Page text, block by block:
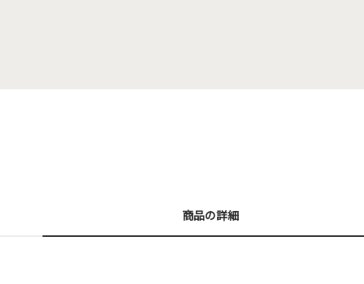
商品の詳細